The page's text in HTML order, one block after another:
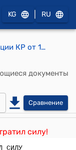
KG RU
Приказ Министерства юстиции КР от 19 мая 2003 года № 71 "О внесении дополнения в Инструкцию "О порядке совершения нотариальных действий нотариальными конторами Кыргызской Республики"
документы
Сравнение
силу!